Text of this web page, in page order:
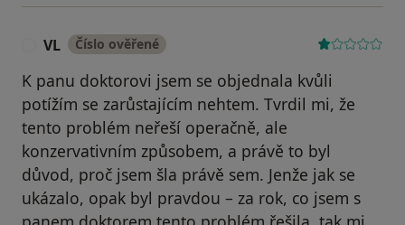
VL Číslo ověřené
K panu doktorovi jsem se objednala kvůli
potížím se zarůstajícím nehtem. Tvrdil mi, že
tento problém neřeší operačně, ale
konzervativním způsobem, a právě to byl
důvod, proč jsem šla právě sem. Jenže jak se
ukázalo, opak byl pravdou – za rok, co jsem s